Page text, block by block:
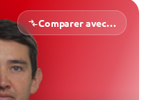
Comparer avec…